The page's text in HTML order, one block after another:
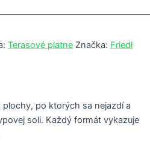
Terasové platne Značka: Friedl
po ktorých sa nejazdí a
soli. Každý formát vykazuje